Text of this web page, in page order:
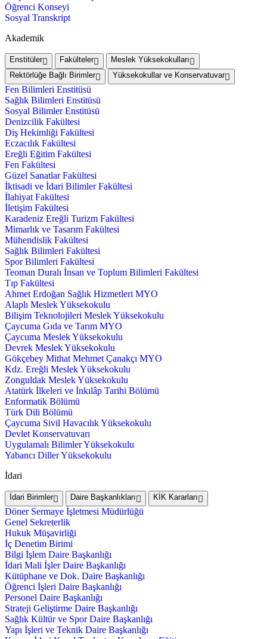
Öğrenci Konseyi
Sosyal Transkript
Akademik
Enstitüler Fakülteler
Meslek Yüksekokulları
Rektörlüğe Bağlı Birimler
Yüksekokullar ve Konservatuvar
Fen Bilimleri Enstitüsü
Sağlık Bilimleri Enstitüsü
Sosyal Bilimler Enstitüsü
Denizcilik Fakültesi
Diş Hekimliği Fakültesi
Eczacılık Fakültesi
Ereğli Eğitim Fakültesi
Fen Fakültesi
Güzel Sanatlar Fakültesi
İktisadi ve İdari Bilimler Fakültesi
İlahiyat Fakültesi
İletişim Fakültesi
Karadeniz Ereğli Turizm Fakültesi
Mimarlık ve Tasarım Fakültesi
Mühendislik Fakültesi
Sağlık Bilimleri Fakültesi
Spor Bilimleri Fakültesi
Teoman Duralı İnsan ve Toplum Bilimleri Fakültesi
Tıp Fakültesi
Ahmet Erdoğan Sağlık Hizmetleri MYO
Alaplı Meslek Yüksekokulu
Bilişim Teknolojileri Meslek Yüksekokulu
Çaycuma Gıda ve Tarım MYO
Çaycuma Meslek Yüksekokulu
Devrek Meslek Yüksekokulu
Gökçebey Mithat Mehmet Çanakçı MYO
Kdz. Ereğli Meslek Yüksekokulu
Zonguldak Meslek Yüksekokulu
Atatürk İlkeleri ve İnkılâp Tarihi Bölümü
Enformatik Bölümü
Türk Dili Bölümü
Çaycuma Sivil Havacılık Yüksekokulu
Devlet Konservatuvarı
Uygulamalı Bilimler Yüksekokulu
Yabancı Diller Yüksekokulu
İdari
İdari Birimler Daire Başkanlıkları KİK Kararları
Döner Sermaye İşletmesi Müdürlüğü
Genel Sekreterlik
Hukuk Müşavirliği
İç Denetim Birimi
Bilgi İşlem Daire Başkanlığı
İdari Mali İşler Daire Başkanlığı
Kütüphane ve Dok. Daire Başkanlığı
Öğrenci İşleri Daire Başkanlığı
Personel Daire Başkanlığı
Strateji Geliştirme Daire Başkanlığı
Sağlık Kültür ve Spor Daire Başkanlığı
Yapı İşleri ve Teknik Daire Başkanlığı